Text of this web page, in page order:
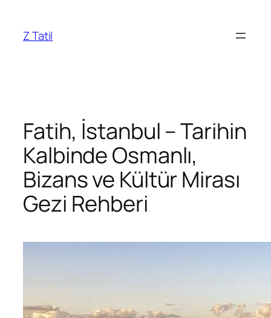
Z Tatil
Fatih, İstanbul – Tarihin
Kalbinde Osmanlı,
Bizans ve Kültür Mirası
Gezi Rehberi